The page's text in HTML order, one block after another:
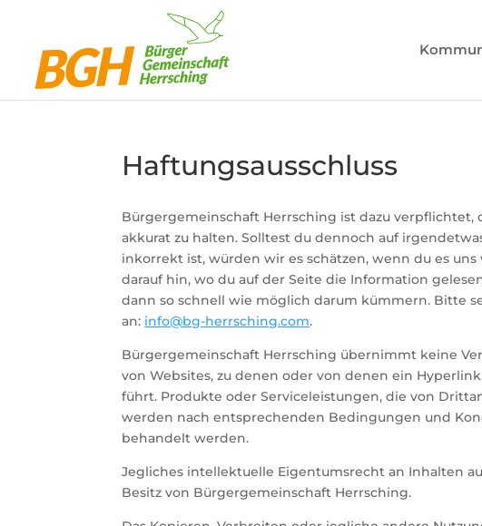
Haftungsausschluss
Bürgergemeinschaft Herrsching ist dazu verpflichtet,
akkurat zu halten. Solltest du dennoch auf
inkorrekt ist, würden wir es schätzen, wenn du es uns
darauf hin, wo du auf der Seite die Information
dann so schnell wie möglich darum kümmern. Bitte
an: info@bg-herrsching.com.
Bürgergemeinschaft Herrsching übernimmt keine
von Websites, zu denen oder von denen ein
führt. Produkte oder Serviceleistungen, die von
werden nach entsprechenden Bedingungen und
behandelt werden.
Jegliches intellektuelle Eigentumsrecht an Inhalten
Besitz von Bürgergemeinschaft Herrsching.